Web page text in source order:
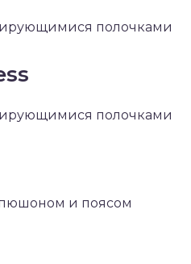
полочками
полочками
и поясом